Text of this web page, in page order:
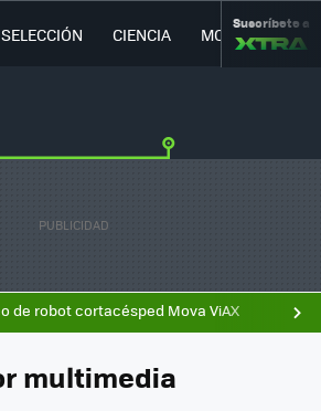
CIENCIA MOVILIDAD
Suscríbete a
de robot cortacésped Mova ViAX
multimedia